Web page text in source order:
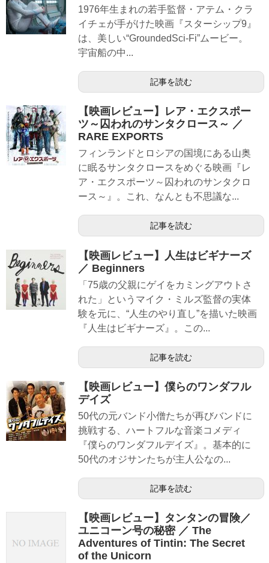
1976年生まれの若手監督・アテム・クラ
イチェが手がけた映画『スターシップ9』
は、美しい“GroundedSci-Fi”ムービー。
宇宙船の中...
記事を読む
【映画レビュー】レア・エクスポー
ツ～囚われのサンタクロース～ ／
RARE EXPORTS
フィンランドとロシアの国境にある山奥
に眠るサンタクロースをめぐる映画『レ
ア・エクスポーツ～囚われのサンタクロ
ース～』。これ、なんとも不思議な...
記事を読む
【映画レビュー】人生はビギナーズ
／ Beginners
「75歳の父親にゲイをカミングアウトさ
れた」というマイク・ミルズ監督の実体
験を元に、“人生のやり直し”を描いた映画
『人生はビギナーズ』。この...
記事を読む
【映画レビュー】僕らのワンダフル
デイズ
50代の元バンド小僧たちが再びバンドに
挑戦する、ハートフルな音楽コメディ
『僕らのワンダフルデイズ』。基本的に
50代のオジサンたちが主人公なの...
記事を読む
【映画レビュー】タンタンの冒険／
ユニコーン号の秘密 ／ The
Adventures of Tintin: The Secret
of the Unicorn